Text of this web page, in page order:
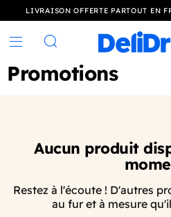
LIVRAISON OFFERTE PARTOUT EN
Rechercher
Promotions
Aucun produit
Restez à l'écoute ! D'autres
au fur et à mesure